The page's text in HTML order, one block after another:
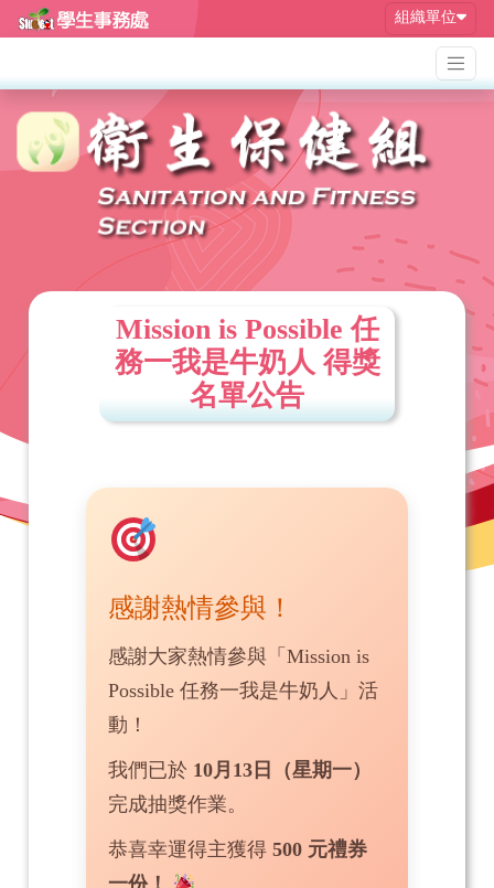
組織單位
Mission is Possible 任
務一我是牛奶人 得獎
名單公告
感謝熱情參與！
感謝大家熱情參與「Mission is
Possible 任務一我是牛奶人」活
動！
我們已於 10月13日（星期一）
完成抽獎作業。
恭喜幸運得主獲得 500 元禮券